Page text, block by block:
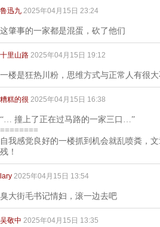
鲁迅九 2025年04月15日 23:24
这肇事的一家都是混蛋，砍了他们
十里山路 2025年04月15日 19:12
一楼是狂热川粉，思维方式与正常人有很大
糟糕的很 2025年04月15日 16:38
“… 撞上了正在过马路的一家三口…”
========
自我感觉良好的一楼抓到机会就乱喷粪，
残！
lary 2025年04月15日 13:54
臭大街毛书记情妇，滚一边去吧
吴敬中 2025年04月15日 13:35